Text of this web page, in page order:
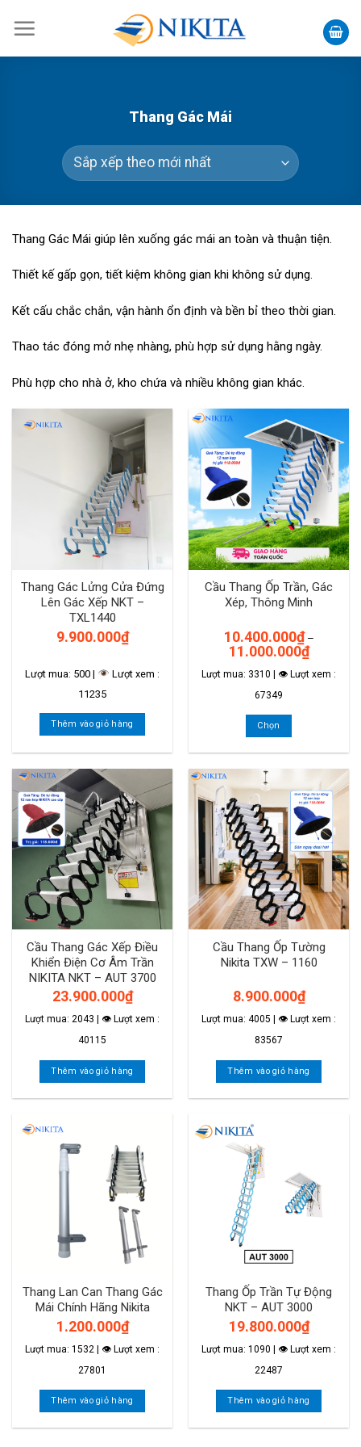
Thang Gác Mái
Thang Gác Mái giúp lên xuống gác mái an toàn và thuận tiện.
Thiết kế gấp gọn, tiết kiệm không gian khi không sử dụng.
Kết cấu chắc chắn, vận hành ổn định và bền bỉ theo thời gian.
Thao tác đóng mở nhẹ nhàng, phù hợp sử dụng hằng ngày.
Phù hợp cho nhà ở, kho chứa và nhiều không gian khác.
Thang Gác Lửng Cửa Đứng
Lên Gác Xếp NKT –
TXL1440
9.900.000₫
Lượt mua: 500 |
Lượt xem :
11235
Thêm vào giỏ hàng
Cầu Thang Ốp Trần, Gác
Xép, Thông Minh
10.400.000₫ –
11.000.000₫Khoảng
giá:
từ
Lượt mua: 3310 | 👁 Lượt xem :
67349
Chọn
nhiều
biến
thể.
Các
tùy
chọn
có
thể
được
chọn
trang
sản
Cầu Thang Gác Xếp Điều
Khiển Điện Cơ Âm Trần
NIKITA NKT – AUT 3700
23.900.000₫
Lượt mua: 2043 | 👁 Lượt xem :
40115
Thêm vào giỏ hàng
Cầu Thang Ốp Tường
Nikita TXW – 1160
8.900.000₫
Lượt mua: 4005 | 👁 Lượt xem :
83567
Thêm vào giỏ hàng
Thang Lan Can Thang Gác
Mái Chính Hãng Nikita
1.200.000₫
Lượt mua: 1532 | 👁 Lượt xem :
27801
Thêm vào giỏ hàng
Thang Ốp Trần Tự Động
NKT – AUT 3000
19.800.000₫
Lượt mua: 1090 | 👁 Lượt xem :
22487
Thêm vào giỏ hàng